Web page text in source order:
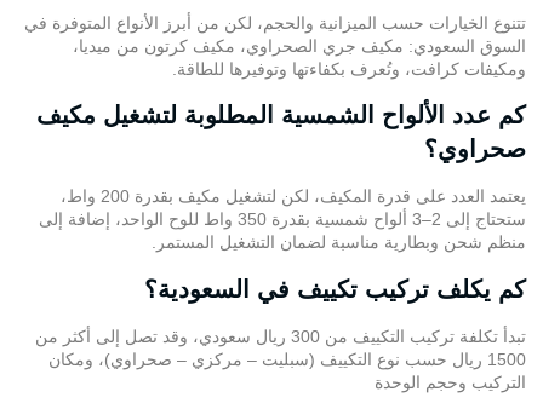
تتنوع الخيارات حسب الميزانية والحجم، لكن من أبرز الأنواع المتوفرة في
السوق السعودي: مكيف جري الصحراوي، مكيف كرتون من ميديا،
ومكيفات كرافت، وتُعرف بكفاءتها وتوفيرها للطاقة.
كم عدد الألواح الشمسية المطلوبة لتشغيل مكيف
صحراوي؟
يعتمد العدد على قدرة المكيف، لكن لتشغيل مكيف بقدرة 200 واط،
ستحتاج إلى 2–3 ألواح شمسية بقدرة 350 واط للوح الواحد، إضافة إلى
منظم شحن وبطارية مناسبة لضمان التشغيل المستمر.
كم يكلف تركيب تكييف في السعودية؟
تبدأ تكلفة تركيب التكييف من 300 ريال سعودي، وقد تصل إلى أكثر من
1500 ريال حسب نوع التكييف (سبليت – مركزي – صحراوي)، ومكان
التركيب وحجم الوحدة